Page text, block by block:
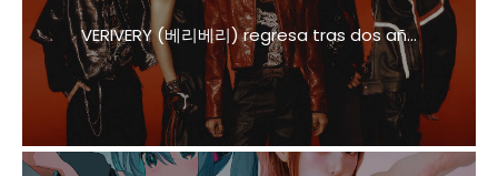
VERIVERY (베리베리) regresa tras dos añ...